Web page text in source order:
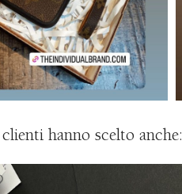
hanno scelto anche: